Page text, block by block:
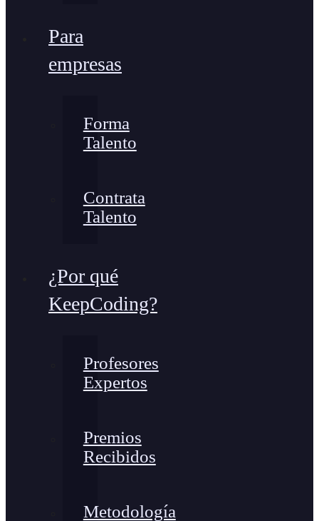
Para
empresas
Forma
Talento
Contrata
Talento
¿Por qué
KeepCoding?
Profesores
Expertos
Premios
Recibidos
Metodología